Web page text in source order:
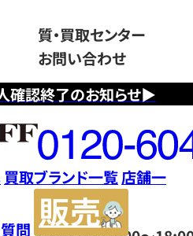
確認終了のお知らせ▶
質・買取センター
お問い合わせ
フ
リ
ー
ダ
イ
ヤ
買取ブランド一覧店舗一
問